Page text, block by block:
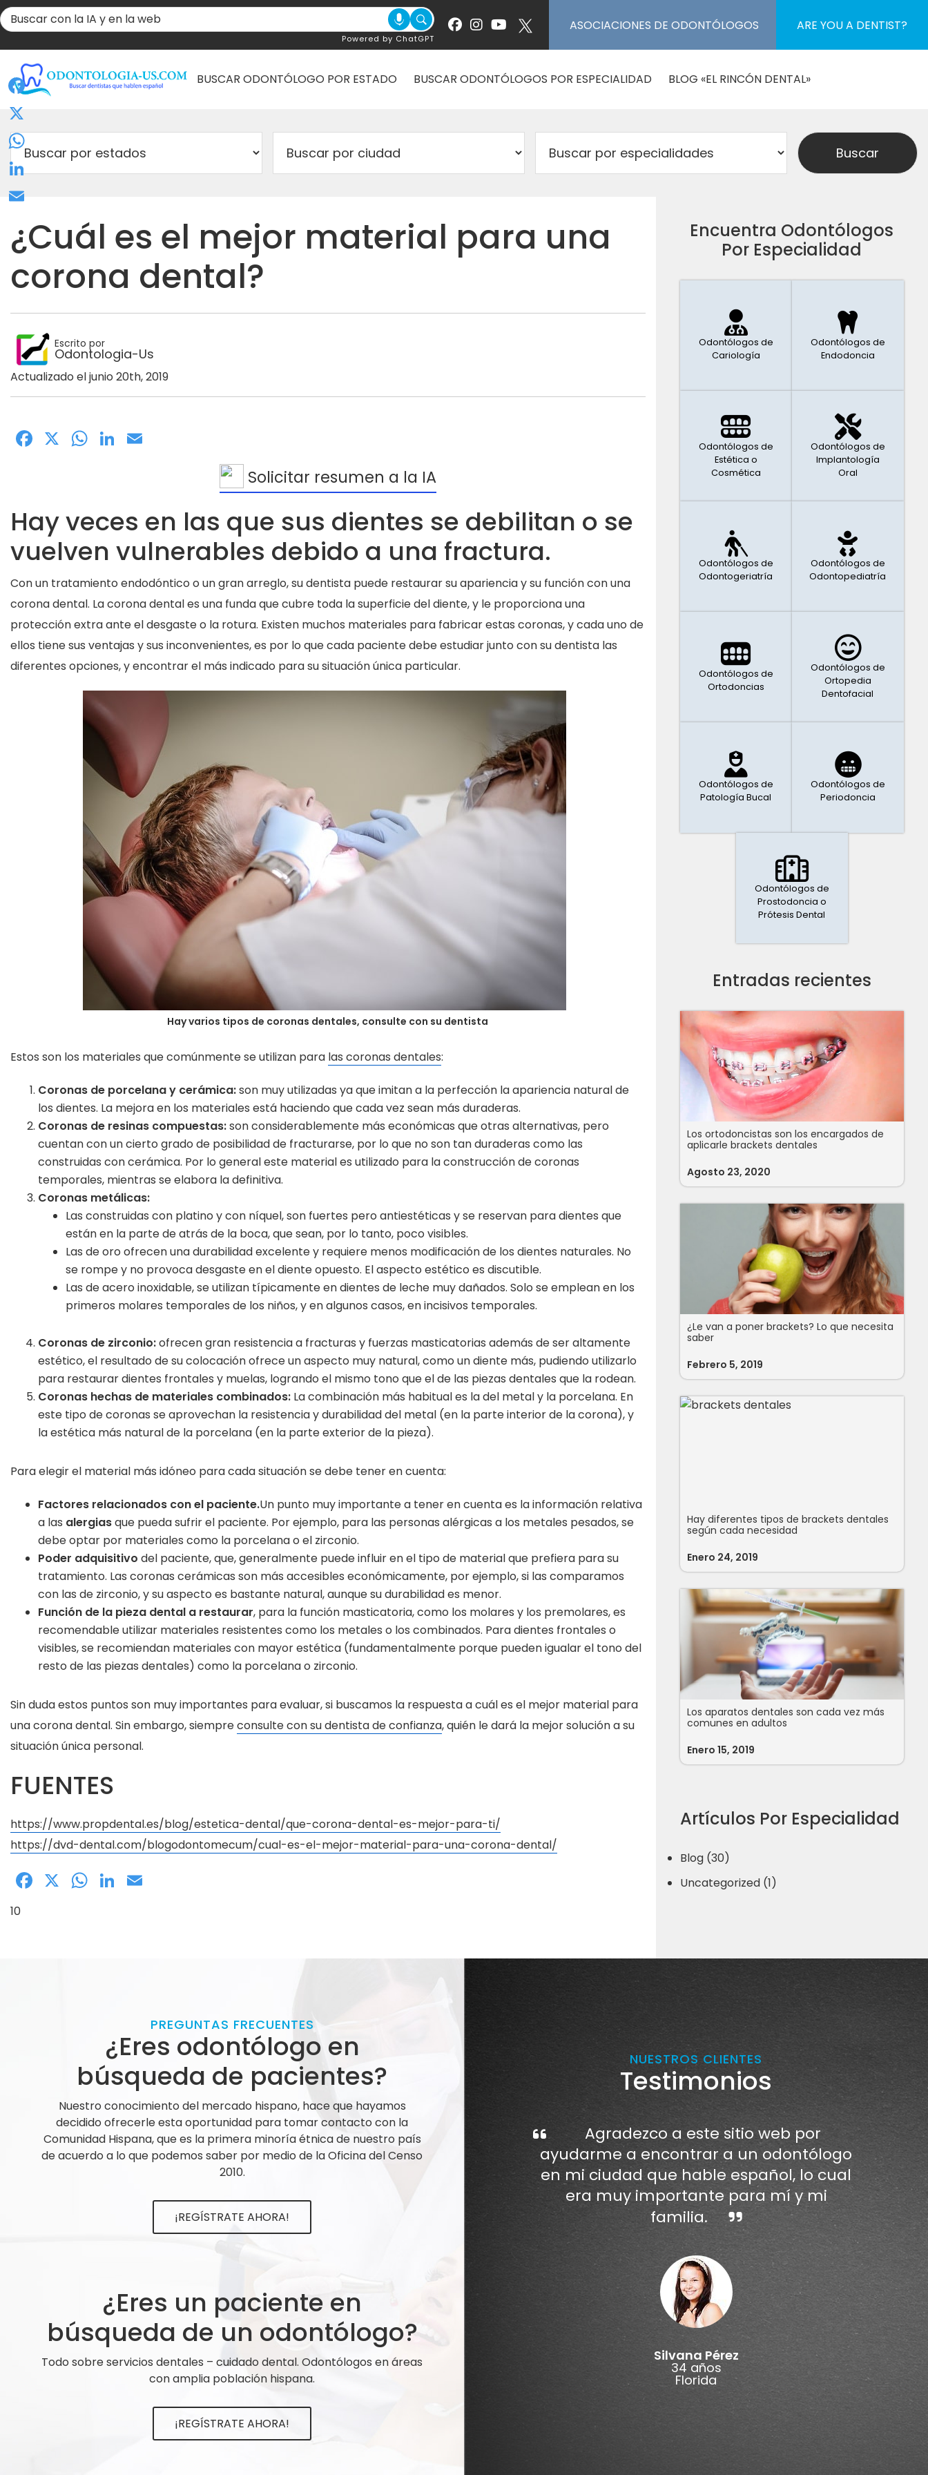
Powered by ChatGPT
ASOCIACIONES DE ODONTÓLOGOS ARE YOU A DENTIST?
BUSCAR ODONTÓLOGO POR ESTADO BUSCAR ODONTÓLOGOS POR ESPECIALIDAD BLOG «EL RINCÓN DENTAL»
¿Cuál es el mejor material para una
corona dental?
Escrito por
Odontologia-Us
Actualizado el junio 20th, 2019
Facebook
X WhatsApp
LinkedIn
Solicitar resumen a la IA
Hay veces en las que sus dientes se debilitan o se
vuelven vulnerables debido a una fractura.
Con un tratamiento endodóntico o un gran arreglo, su dentista puede restaurar su apariencia y su función con una
corona dental. La corona dental es una funda que cubre toda la superficie del diente, y le proporciona una
protección extra ante el desgaste o la rotura. Existen muchos materiales para fabricar estas coronas, y cada uno de
ellos tiene sus ventajas y sus inconvenientes, es por lo que cada paciente debe estudiar junto con su dentista las
diferentes opciones, y encontrar el más indicado para su situación única particular.
Hay varios tipos de coronas dentales, consulte con su dentista
Estos son los materiales que comúnmente se utilizan para las coronas dentales:
Coronas de porcelana y cerámica:son muy utilizadas ya que imitan a la perfección la apariencia natural de
los dientes. La mejora en los materiales está haciendo que cada vez sean más duraderas.
Coronas de resinas compuestas:son considerablemente más económicas que otras alternativas, pero
cuentan con un cierto grado de posibilidad de fracturarse, por lo que no son tan duraderas como las
construidas con cerámica. Por lo general este material es utilizado para la construcción de coronas
temporales, mientras se elabora la definitiva.
Coronas metálicas:
Las construidas con platino y con níquel, son fuertes pero antiestéticas y se reservan para dientes que
están en la parte de atrás de la boca, que sean, por lo tanto, poco visibles.
Las de oro ofrecen una durabilidad excelente y requiere menos modificación de los dientes naturales. No
se rompe y no provoca desgaste en el diente opuesto. El aspecto estético es discutible.
Las de acero inoxidable, se utilizan típicamente en dientes de leche muy dañados. Solo se emplean en los
primeros molares temporales de los niños, y en algunos casos, en incisivos temporales.
Coronas de zirconio:ofrecen gran resistencia a fracturas y fuerzas masticatorias además de ser altamente
estético, el resultado de su colocación ofrece un aspecto muy natural, como un diente más, pudiendo utilizarlo
para restaurar dientes frontales y muelas, logrando el mismo tono que el de las piezas dentales que la rodean.
Coronas hechas de materiales combinados: La combinación más habitual es la del metal y la porcelana. En
este tipo de coronas se aprovechan la resistencia y durabilidad del metal (en la parte interior de la corona), y
la estética más natural de la porcelana (en la parte exterior de la pieza).
Para elegir el material más idóneo para cada situación se debe tener en cuenta:
Factores relacionados con el paciente.Un punto muy importante a tener en cuenta es la información relativa
a las alergiasque pueda sufrir el paciente. Por ejemplo, para las personas alérgicas a los metales pesados, se
debe optar por materiales como la porcelana o el zirconio.
Poder adquisitivo del paciente, que, generalmente puede influir en el tipo de material que prefiera para su
tratamiento. Las coronas cerámicas son más accesibles económicamente, por ejemplo, si las comparamos
con las de zirconio, y su aspecto es bastante natural, aunque su durabilidad es menor.
Función de la pieza dental a restaurar, para la función masticatoria, como los molares y los premolares, es
recomendable utilizar materiales resistentes como los metales o los combinados. Para dientes frontales o
visibles, se recomiendan materiales con mayor estética (fundamentalmente porque pueden igualar el tono del
resto de las piezas dentales) como la porcelana o zirconio.
Sin duda estos puntos son muy importantes para evaluar, si buscamos la respuesta a cuál es el mejor material para
una corona dental. Sin embargo, siempreconsulte con su dentista de confianza, quién le dará la mejor solución a su
situación única personal.
FUENTES
https://www.propdental.es/blog/estetica-dental/que-corona-dental-es-mejor-para-ti/
https://dvd-dental.com/blogodontomecum/cual-es-el-mejor-material-para-una-corona-dental/
Facebook
X WhatsApp
LinkedIn
10
Encuentra Odontólogos
Por Especialidad
Odontólogos de
Cariología
Odontólogos de
Endodoncia
Odontólogos de
Estética o
Cosmética
Odontólogos de
Implantología
Oral
Odontólogos de
Odontogeriatría
Odontólogos de
Odontopediatría
Odontólogos de
Ortodoncias
Odontólogos de
Ortopedia
Dentofacial
Odontólogos de
Patología Bucal
Odontólogos de
Periodoncia
Odontólogos de
Prostodoncia o
Prótesis Dental
Entradas recientes
Los ortodoncistas son los encargados de
aplicarle brackets dentales
Agosto 23, 2020
¿Le van a poner brackets? Lo que necesita
saber
Febrero 5, 2019
Hay diferentes tipos de brackets dentales
según cada necesidad
Enero 24, 2019
Los aparatos dentales son cada vez más
comunes en adultos
Enero 15, 2019
Artículos Por Especialidad
Blog (30)
Uncategorized (1)
PREGUNTAS FRECUENTES
¿Eres odontólogo en
búsqueda de pacientes?
Nuestro conocimiento del mercado hispano, hace que hayamos
decidido ofrecerle esta oportunidad para tomar contacto con la
Comunidad Hispana, que es la primera minoría étnica de nuestro país
de acuerdo a lo que podemos saber por medio de la Oficina del Censo
2010.
¡REGÍSTRATE AHORA!
¿Eres un paciente en
búsqueda de un odontólogo?
Todo sobre servicios dentales – cuidado dental. Odontólogos en áreas
con amplia población hispana.
¡REGÍSTRATE AHORA!
NUESTROS CLIENTES
Testimonios
Agradezco a este sitio web por
ayudarme a encontrar a un odontólogo
en mi ciudad que hable español, lo cual
era muy importante para mí y mi
familia.
Silvana Pérez
34 años
Florida
Facebook
X
WhatsApp
LinkedIn